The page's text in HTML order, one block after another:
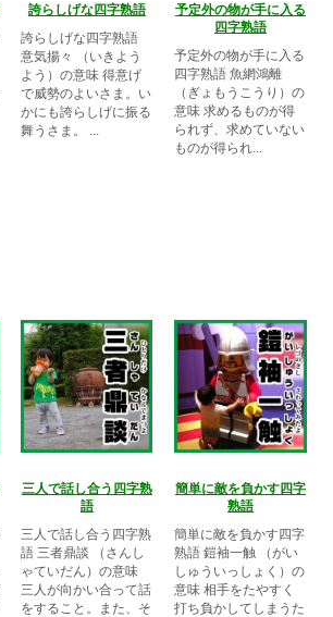
誇らしげな四字熟語
誇らしげな四字熟語
意気揚々 （いきよう
よう）の意味 得意げ
で威勢のよいさま。い
かにも誇らしげに振る
舞うさま。 ...
予定外の物が手に入る
四字熟語
予定外の物が手に入る
四字熟語 魚網鴻離
（ぎょもうこうり）の
意味 求めるものが得
られず、求めていない
ものが得られ...
三人で話し合う四字熟
語
三人で話し合う四字熟
語 三者鼎談 （さんし
ゃていだん）の意味
三人が向かい合って話
をすること。また、そ
簡単に敵を負かす四字
熟語
簡単に敵を負かす四字
熟語 鎧袖一触 （がい
しゅういっしょく）の
意味 相手をたやすく
打ち負かしてしまうた